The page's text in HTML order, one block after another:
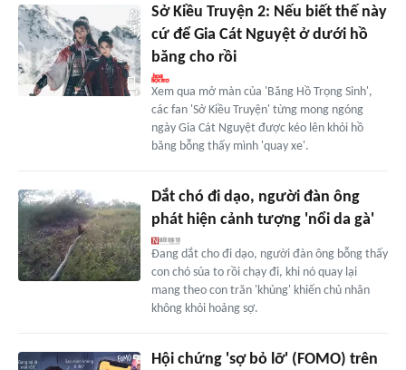
Sở Kiều Truyện 2: Nếu biết thế này
cứ để Gia Cát Nguyệt ở dưới hồ
băng cho rồi
Xem qua mở màn của 'Băng Hồ Trọng Sinh',
các fan 'Sở Kiều Truyện' từng mong ngóng
ngày Gia Cát Nguyệt được kéo lên khỏi hồ
băng bỗng thấy mình 'quay xe'.
Dắt chó đi dạo, người đàn ông
phát hiện cảnh tượng 'nổi da gà'
Đang dắt cho đi dạo, người đàn ông bỗng thấy
con chó sủa to rồi chạy đi, khi nó quay lại
mang theo con trăn 'khủng' khiến chủ nhân
không khỏi hoảng sợ.
Hội chứng 'sợ bỏ lỡ' (FOMO) trên